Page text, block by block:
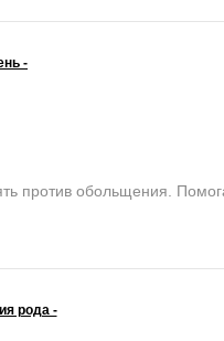
-
обольщения.
рода -